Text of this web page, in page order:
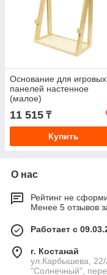
Основание для игровых
панелей настенное
(малое)
11 515 ₸
Купить
О нас
Рейтинг не
Менее 5 отзывов
Работает с
г. Костанай
ул.Карбышева,
"Солнечный",